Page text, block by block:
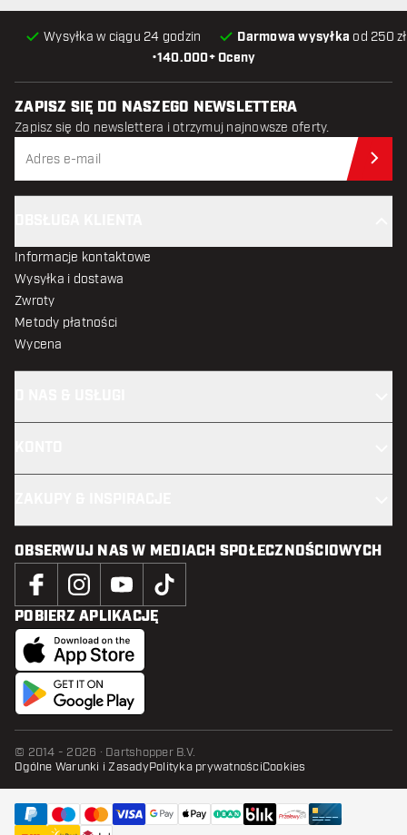
•140.000+ Oceny
Wysyłka w ciągu 24 godzin Darmowa wysyłka od 250
ZAPISZ SIĘ DO NASZEGO NEWSLETTERA
Zapisz się do newslettera i otrzymuj najnowsze oferty.
Informacje kontaktowe
Wysyłka i dostawa
Zwroty
Metody płatności
Wycena
OBSERWUJ NAS W MEDIACH SPOŁECZNOŚCIOWYCH
POBIERZ APLIKACJĘ
© 2014 - 2026 · Dartshopper B.V.
Ogólne Warunki i ZasadyPolityka prywatnościCookies